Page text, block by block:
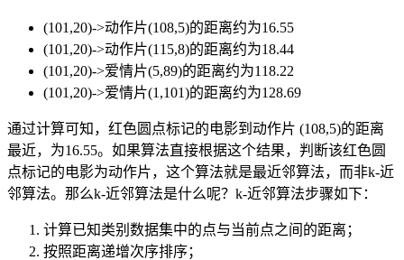
(101,20)->动作片(108,5)的距离约为16.55
(101,20)->动作片(115,8)的距离约为18.44
(101,20)->爱情片(5,89)的距离约为118.22
(101,20)->爱情片(1,101)的距离约为128.69
通过计算可知，红色圆点标记的电影到动作片 (108,5)的距离
最近，为16.55。如果算法直接根据这个结果，判断该红色圆
点标记的电影为动作片，这个算法就是最近邻算法，而非k-近
邻算法。那么k-近邻算法是什么呢？k-近邻算法步骤如下：
计算已知类别数据集中的点与当前点之间的距离；
按照距离递增次序排序；